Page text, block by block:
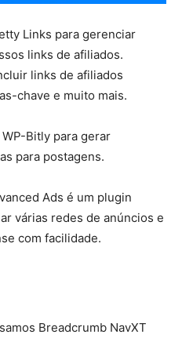
Links para gerenciar
links de afiliados.
links de afiliados
chave e muito mais.
Bitly para gerar
para postagens.
Ads é um plugin
várias redes de anúncios e
com facilidade.
Breadcrumb NavXT